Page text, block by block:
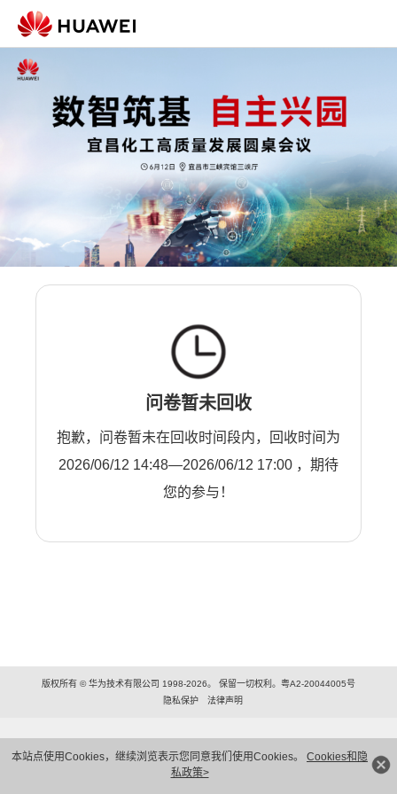
本站点使用Cookies，继续浏览表示您同意我们使用Cookies。 Cookies和隐
私政策>
问卷暂未回收
抱歉，问卷暂未在回收时间段内，回收时间为
2026/06/12 14:48—2026/06/12 17:00 ，期待
您的参与！
版权所有 © 华为技术有限公司 1998-2026。 保留一切权利。粤A2-20044005号
隐私保护
法律声明